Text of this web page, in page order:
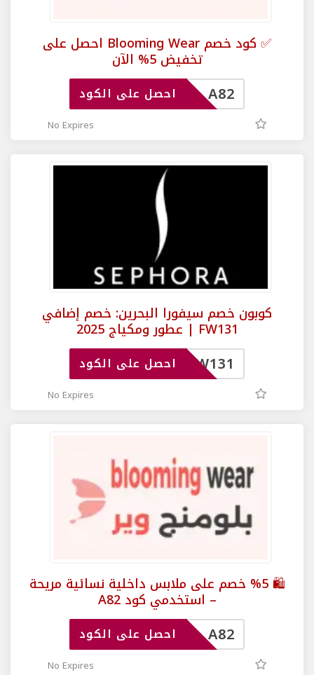
✅ كود خصم Blooming Wear احصل على
تخفيض 5% الآن
A82 احصل على الكود
No Expires
كوبون خصم سيفورا البحرين: خصم إضافي
FW131 | عطور ومكياج 2025
FW131 احصل على الكود
No Expires
🛍️ %5 خصم على ملابس داخلية نسائية مريحة
– استخدمي كود A82
A82 احصل على الكود
No Expires